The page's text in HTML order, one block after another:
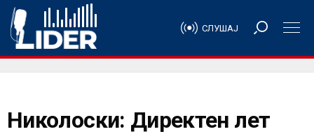
СЛУШАЈ
Николоски: Директен лет